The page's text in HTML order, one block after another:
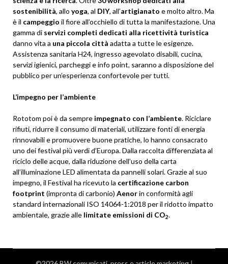
sostenibilità, allo yoga, al DIY, all’artigianato e molto altro. Ma
è il campeggio il fiore all’occhiello di tutta la manifestazione. Una
gamma di servizi completi dedicati alla ricettività turistica
danno vita a una piccola città adatta a tutte le esigenze.
Assistenza sanitaria H24, ingresso agevolato disabili, cucina,
servizi igienici, parcheggi e info point, saranno a disposizione del
pubblico per un’esperienza confortevole per tutti.
L’impegno per l’ambiente
Rototom poi è da sempre impegnato con l’ambiente. Riciclare
rifiuti, ridurre il consumo di materiali, utilizzare fonti di energia
rinnovabili e promuovere buone pratiche, lo hanno consacrato
uno dei festival più verdi d’Europa. Dalla raccolta differenziata al
riciclo delle acque, dalla riduzione dell’uso della carta
all’illuminazione LED alimentata da pannelli solari. Grazie al suo
impegno, il Festival ha ricevuto la certificazione carbon
footprint (impronta di carbonio) Aenorin conformità agli
standard internazionali ISO 14064-1:2018 per il ridotto impatto
ambientale, grazie alle limitate emissioni di CO2.